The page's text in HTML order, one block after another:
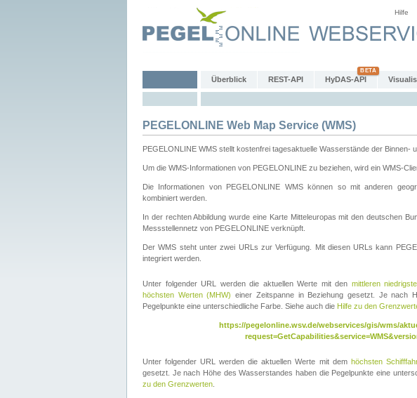
Hilfe
Überblick REST-API HyDAS-API
PEGELONLINE Web Map Service (WMS)
PEGELONLINE WMS stellt kostenfrei tagesaktuelle Wasserstände der
Um die WMS-Informationen von PEGELONLINE zu beziehen, wird ein WMS-
Die Informationen von PEGELONLINE WMS können so mit anderen
kombiniert werden.
In der rechten Abbildung wurde eine Karte Mitteleuropas mit den deutschen
Messstellennetz von PEGELONLINE verknüpft.
Der WMS steht unter zwei URLs zur Verfügung. Mit diesen URLs kann
integriert werden.
Unter folgender URL werden die aktuellen Werte mit den mittleren
höchsten Werten (MHW) einer Zeitspanne in Beziehung gesetzt. Je nach
Pegelpunkte eine unterschiedliche Farbe. Siehe auch die Hilfe zu den
https://pegelonline.wsv.de/webservices/gis/wms/
Unter folgender URL werden die aktuellen Werte mit dem höchsten
gesetzt. Je nach Höhe des Wasserstandes haben die Pegelpunkte eine
zu den Grenzwerten